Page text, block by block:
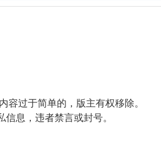
容过于简单的，版主有权移除。
息，违者禁言或封号。